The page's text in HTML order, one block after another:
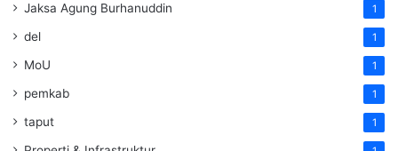
Jaksa Agung Burhanuddin 1
del 1
MoU 1
pemkab 1
taput 1